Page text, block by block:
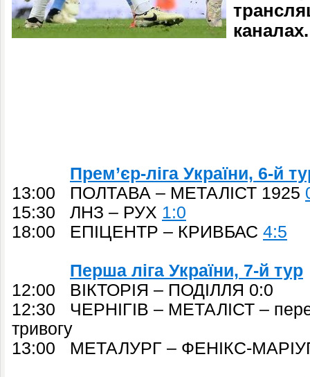
каналах.
Прем’єр-ліга України, 6-й
13:00 ПОЛТАВА – МЕТАЛІСТ 1925
15:30 ЛНЗ – РУХ 1:0
18:00 ЕПІЦЕНТР – КРИВБАС 4:5
Перша ліга України, 7-й тур
12:00 ВІКТОРІЯ – ПОДІЛЛЯ 0:0
12:30 ЧЕРНІГІВ – МЕТАЛІСТ –
тривогу
13:00 МЕТАЛУРГ – ФЕНІКС-